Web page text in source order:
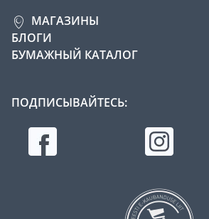
МАГАЗИНЫ
БЛОГИ
БУМАЖНЫЙ КАТАЛОГ
ПОДПИСЫВАЙТЕСЬ: